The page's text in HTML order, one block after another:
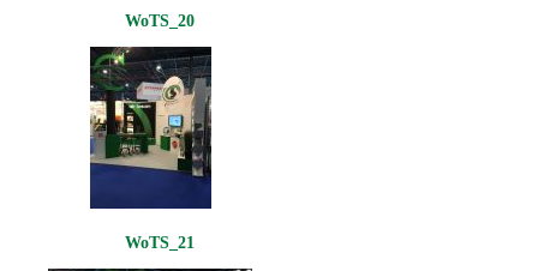
WoTS_20
WoTS_21